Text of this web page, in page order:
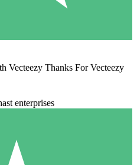
Vecteezy Thanks For Vecteezy
enterprises